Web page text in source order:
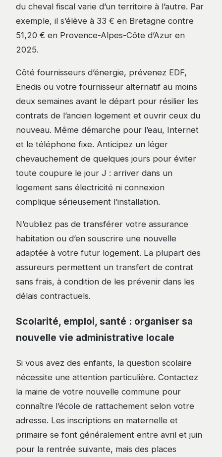
du cheval fiscal varie d’un territoire à l’autre. Par
exemple, il s’élève à 33 € en Bretagne contre
51,20 € en Provence-Alpes-Côte d’Azur en
2025.
Côté fournisseurs d’énergie, prévenez EDF,
Enedis ou votre fournisseur alternatif au moins
deux semaines avant le départ pour résilier les
contrats de l’ancien logement et ouvrir ceux du
nouveau. Même démarche pour l’eau, Internet
et le téléphone fixe. Anticipez un léger
chevauchement de quelques jours pour éviter
toute coupure le jour J : arriver dans un
logement sans électricité ni connexion
complique sérieusement l’installation.
N’oubliez pas de transférer votre assurance
habitation ou d’en souscrire une nouvelle
adaptée à votre futur logement. La plupart des
assureurs permettent un transfert de contrat
sans frais, à condition de les prévenir dans les
délais contractuels.
Scolarité, emploi, santé : organiser sa
nouvelle vie administrative locale
Si vous avez des enfants, la question scolaire
nécessite une attention particulière. Contactez
la mairie de votre nouvelle commune pour
connaître l’école de rattachement selon votre
adresse. Les inscriptions en maternelle et
primaire se font généralement entre avril et juin
pour la rentrée suivante, mais des places